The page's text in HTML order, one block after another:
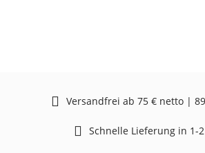
Versandfrei ab 75 € netto |
Schnelle Lieferung in 1-